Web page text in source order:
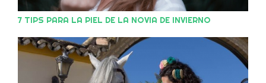
7 TIPS PARA LA PIEL DE LA NOVIA DE INVIERNO